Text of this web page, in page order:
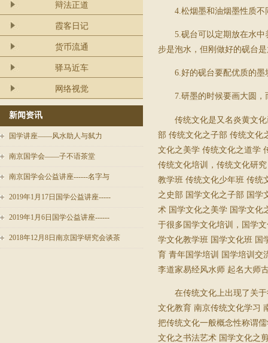
辩法正道
霞客日记
货币流通
驿马近车
网络视觉
新闻资讯
国学讲座——风水助人与弑力
南京国学会——子不语茶堂
南京国学会公益讲座------名字与
2019年1月17日国学公益讲座-----
2019年1月6日国学公益讲座------
2018年12月8日南京国学研究会谈茶
4.松烟墨和油烟墨性质
5.砚台可以定期放在水
步是泡水，但刚做好的砚台
6.好的砚台要配优质的
7.研墨的时候要画大圆
传统文化是又名炎黄文
部 传统文化之子部 传统文化
文化之美学 传统文化之道学
传统文化培训，传统文化研
教学班 传统文化少年班 传统
之史部 国学文化之子部 国学
术 国学文化之美学 国学文化
于很多国学文化培训，国学
学文化教学班 国学文化班 国
育 青年国学培训 国学培训交
李道家易经风水师 起名大师
在传统文化上出现了关
文化教育 南京传统文化学习
把传统文化一般概念性称谓
文化之书法艺术 国学文化之